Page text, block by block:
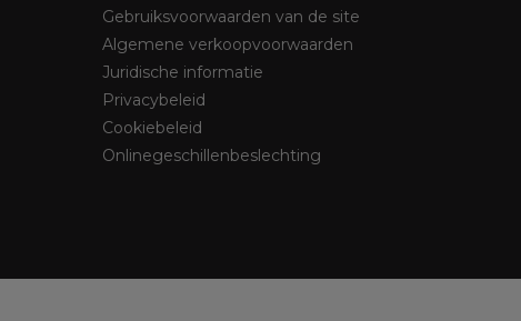
Gebruiksvoorwaarden van de site
Algemene verkoopvoorwaarden
Juridische informatie
Privacybeleid
Cookiebeleid
Onlinegeschillenbeslechting